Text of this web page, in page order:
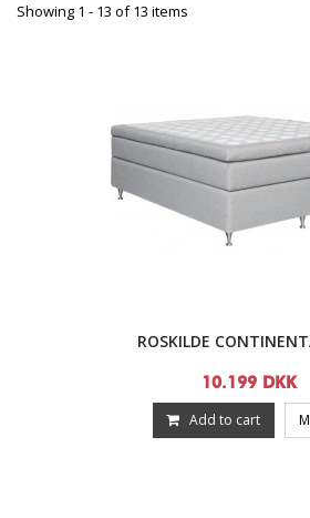
Showing 1 - 13 of 13 items
ROSKILDE
10.199 DKK
Add to cart